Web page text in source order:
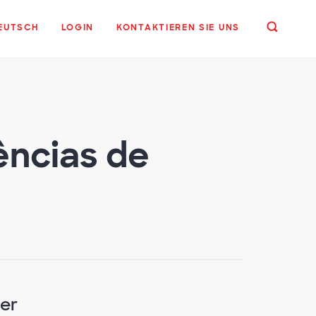
LOGIN KONTAKTIEREN SIE UNS
de